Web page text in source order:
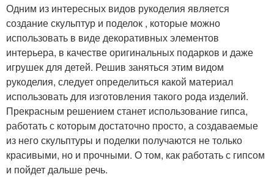
Одним из интересных видов рукоделия является
создание скульптур и поделок , которые можно
использовать в виде декоративных элементов
интерьера, в качестве оригинальных подарков и даже
игрушек для детей. Решив заняться этим видом
рукоделия, следует определиться какой материал
использовать для изготовления такого рода изделий.
Прекрасным решением станет использование гипса,
работать с которым достаточно просто, а создаваемые
из него скульптуры и поделки получаются не только
красивыми, но и прочными. О том, как работать с гипсом
и пойдет дальше речь.